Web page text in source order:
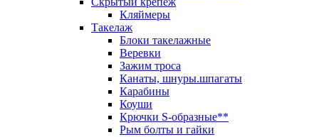
Кляймеры
Такелаж
Блоки такелажные
Веревки
Зажим троса
Канаты, шнуры.шпагаты
Карабины
Коуши
Крючки S-образные**
Рым болты и гайки